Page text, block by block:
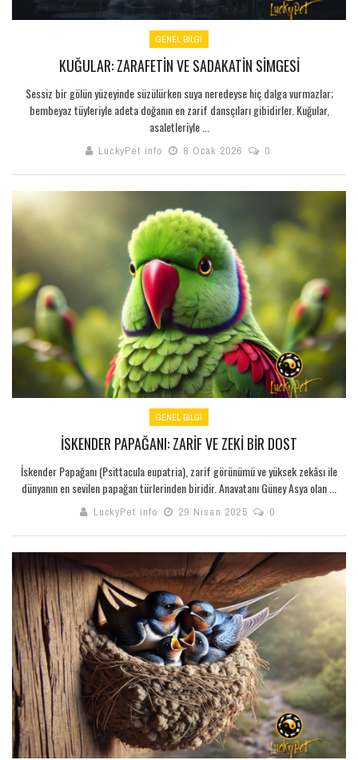
GENEL BILGI
KUĞULAR: ZARAFETIN VE SADAKATIN SIMGESI
Sessiz bir gölün yüzeyinde süzülürken suya neredeyse hiç dalga vurmazlar;
bembeyaz tüyleriyle adeta doğanın en zarif dansçıları gibidirler. Kuğular,
asaletleriyle ...
LuckyPet info 8 Ocak 2026 0
GENEL BILGI
İSKENDER PAPAĞANI: ZARIF VE ZEKI BIR DOST
İskender Papağanı (Psittacula eupatria), zarif görünümü ve yüksek zekâsı ile
dünyanın en sevilen papağan türlerinden biridir. Anavatanı Güney Asya olan ...
LuckyPet info 29 Nisan 2025 0